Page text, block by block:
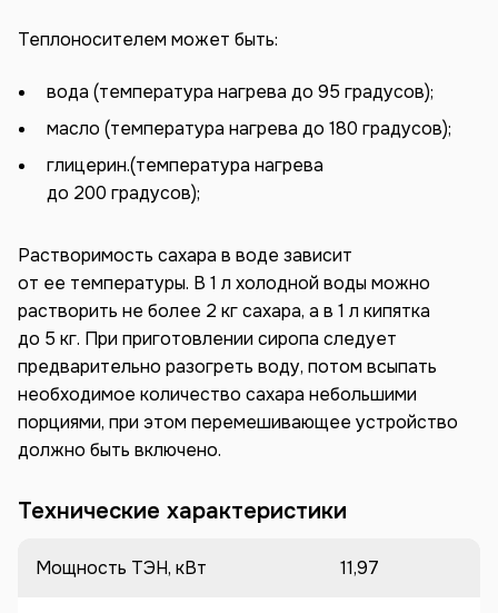
Теплоносителем может быть:
вода (температура нагрева до 95 градусов);
масло (температура нагрева до 180 градусов);
глицерин.(температура нагрева
до 200 градусов);
Растворимость сахара в воде зависит
от ее температуры. В 1 л холодной воды можно
растворить не более 2 кг сахара, а в 1 л кипятка
до 5 кг. При приготовлении сиропа следует
предварительно разогреть воду, потом всыпать
необходимое количество сахара небольшими
порциями, при этом перемешивающее устройство
должно быть включено.
Технические характеристики
Мощность ТЭН, кВт 11,97